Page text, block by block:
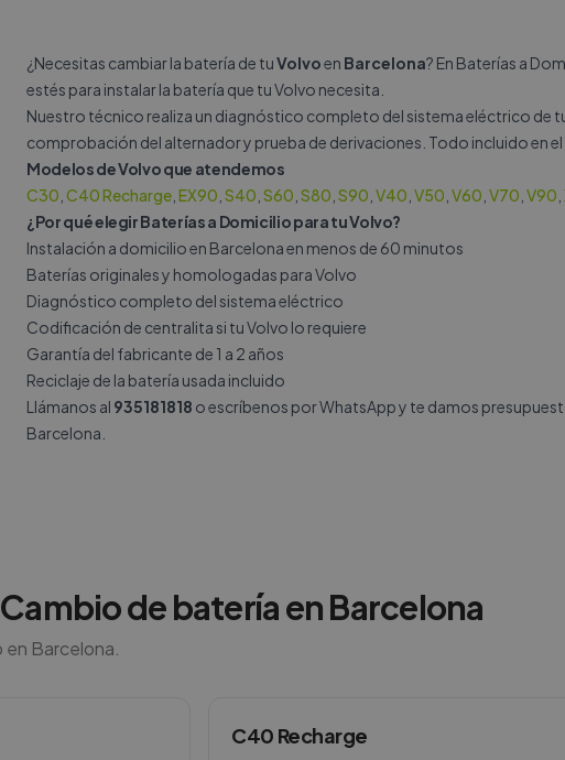
¿Necesitas cambiar la batería de tuVolvoen Barcelona? En Baterías a
estés para instalar la batería que tu Volvo necesita.
Nuestro técnico realiza un diagnóstico completo del sistema eléctrico de
comprobación del alternador y prueba de derivaciones. Todo incluido en el
Modelos de Volvo que atendemos
C30 C40 Recharge EX90 S40 S60 S80 S90 V40 V50 V60 V70 V90
¿Por qué elegir Baterías a Domicilio para tu Volvo?
Instalación a domicilio en Barcelona en menos de 60 minutos
Baterías originales y homologadas para Volvo
Diagnóstico completo del sistema eléctrico
Codificación de centralita si tu Volvo lo requiere
Garantía del fabricante de 1 a 2 años
Reciclaje de la batería usada incluido
Llámanos al 935181818 o escríbenos porWhatsAppy te damos
Barcelona.
de batería enBarcelona
en Barcelona
C40 Recharge